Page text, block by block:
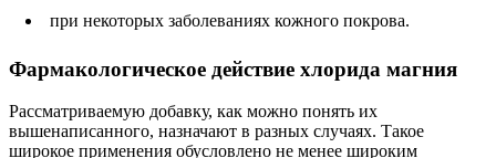
при некоторых заболеваниях кожного покрова.
Фармакологическое действие хлорида магния
Рассматриваемую добавку, как можно понять их
вышенаписанного, назначают в разных случаях. Такое
широкое применения обусловлено не менее широким